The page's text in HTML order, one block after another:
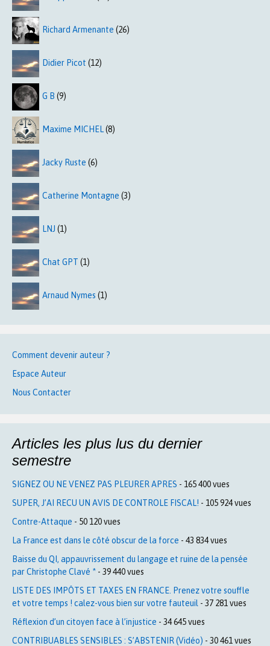
Richard Armenante (26)
Didier Picot (12)
G B (9)
Maxime MICHEL(8)
Jacky Ruste (6)
Catherine Montagne (3)
LNJ (1)
Chat GPT (1)
Arnaud Nymes (1)
Comment devenir auteur ?
Espace Auteur
Nous Contacter
Articles les plus lus du dernier
semestre
SIGNEZ OU NE VENEZ PAS PLEURER APRES - 165 400 vues
SUPER, J’AI RECU UN AVIS DE CONTROLE FISCAL! - 105 924 vues
Contre-Attaque - 50 120 vues
La France est dans le côté obscur de la force - 43 834 vues
Baisse du QI, appauvrissement du langage et ruine de la pensée
par Christophe Clavé * - 39 440 vues
LISTE DES IMPÔTS ET TAXES EN FRANCE. Prenez votre souffle
et votre temps ! calez-vous bien sur votre fauteuil - 37 281 vues
Réflexion d’un citoyen face à l’injustice - 34 645 vues
CONTRIBUABLES SENSIBLES : S’ABSTENIR (Vidéo) - 30 461 vues